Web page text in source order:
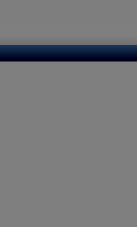
Databanka - Ceny